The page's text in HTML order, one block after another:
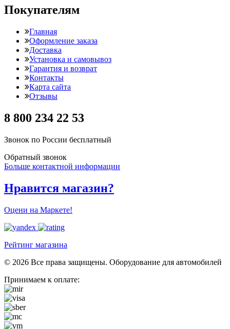
Покупателям
Главная
Оформление заказа
Доставка
Установка и самовывоз
Гарантия и возврат
Контакты
Карта сайта
Отзывы
8 800 234 22 53
Звонок по России бесплатный
Обратный звонок
Больше контактной информации
Нравится магазин?
Оцени на Маркете!
Рейтинг магазина
© 2026 Все права защищены. Оборудование для автомобилей
Принимаем к оплате: